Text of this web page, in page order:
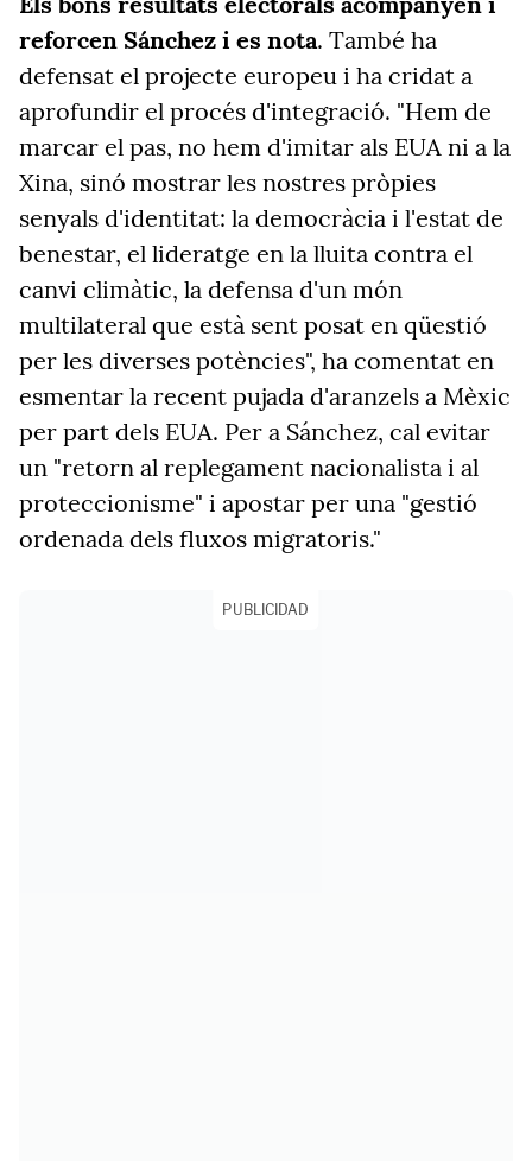
reforcen Sánchez i es nota. També ha
defensat el projecte europeu i ha cridat a
aprofundir el procés d'integració. "Hem de
marcar el pas, no hem d'imitar als EUA ni a la
Xina, sinó mostrar les nostres pròpies
senyals d'identitat: la democràcia i l'estat de
benestar, el lideratge en la lluita contra el
canvi climàtic, la defensa d'un món
multilateral que està sent posat en qüestió
per les diverses potències", ha comentat en
esmentar la recent pujada d'aranzels a Mèxic
per part dels EUA. Per a Sánchez, cal evitar
un "retorn al replegament nacionalista i al
proteccionisme" i apostar per una "gestió
ordenada dels fluxos migratoris."
PUBLICIDAD